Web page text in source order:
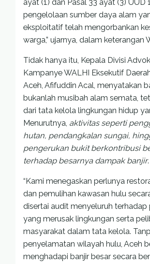
ayat (1) dan Pasal 33 ayat (3) UUD
pengelolaan sumber daya alam
eksploitatif telah mengorbankan
warga,” ujarnya, dalam keterangan
Tidak hanya itu, Kepala Divisi
Kampanye WALHI Eksekutif
Aceh, Afifuddin Acal, menyatakan
bukanlah musibah alam semata,
dari tata kelola lingkungan hidup
Menurutnya, aktivitas seperti
hutan, pendangkalan sungai,
pengerukan bukit berkontribusi
terhadap besarnya dampak banjir.
“Kami menegaskan perlunya
dan pemulihan kawasan hulu
disertai audit menyeluruh terhadap
yang merusak lingkungan serta
masyarakat dalam tata kelola.
penyelamatan wilayah hulu, Aceh
menghadapi banjir besar secara